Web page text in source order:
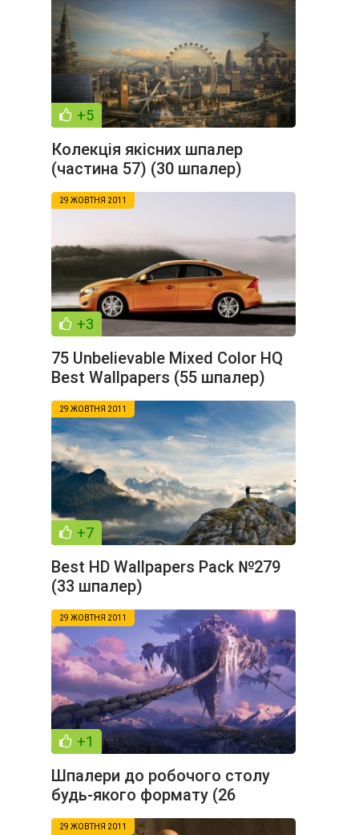
+5
Колекція якісних шпалер
(частина 57) (30 шпалер)
29 ЖОВТНЯ 2011
+3
75 Unbelievable Mixed Color HQ
Best Wallpapers (55 шпалер)
29 ЖОВТНЯ 2011
+7
Best HD Wallpapers Pack №279
(33 шпалер)
29 ЖОВТНЯ 2011
+1
Шпалери до робочого столу
будь-якого формату (26
шпалер)
29 ЖОВТНЯ 2011